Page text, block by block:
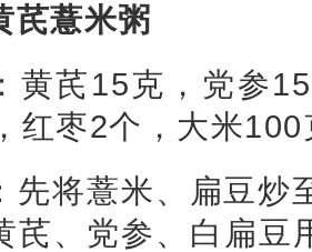
芪薏米粥
黄芪15克，党参
红枣2个，大米100
先将薏米、扁豆炒
芪、党参、白扁豆